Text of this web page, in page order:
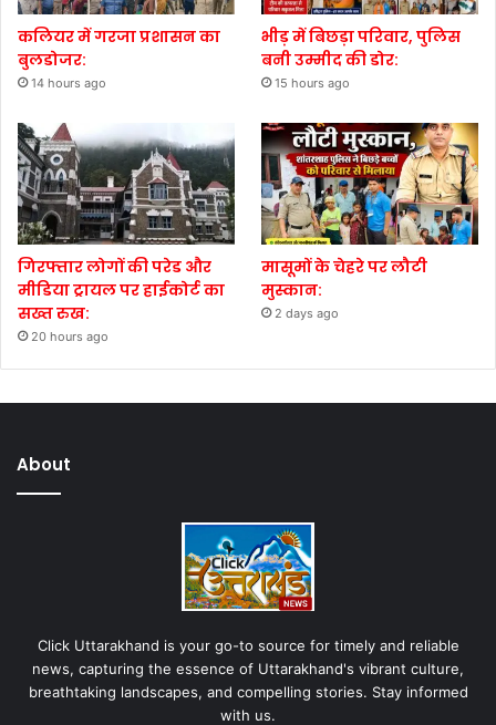
कलियर में गरजा प्रशासन का
बुलडोजर:
14 hours ago
भीड़ में बिछड़ा परिवार, पुलिस
बनी उम्मीद की डोर:
15 hours ago
गिरफ्तार लोगों की परेड और
मीडिया ट्रायल पर हाईकोर्ट का
सख्त रुख:
20 hours ago
मासूमों के चेहरे पर लौटी
मुस्कान:
2 days ago
About
Click Uttarakhand is your go-to source for timely and reliable
news, capturing the essence of Uttarakhand's vibrant culture,
breathtaking landscapes, and compelling stories. Stay informed
with us.